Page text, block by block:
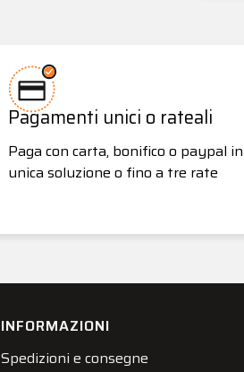
Pagamenti unici o rateali
Paga con carta, bonifico o paypal in
unica soluzione o fino a tre rate
INFORMAZIONI
Spedizioni e consegne